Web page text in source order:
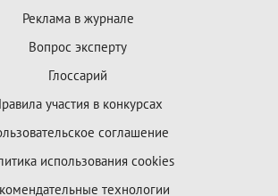
Реклама в журнале
Вопрос эксперту
Глоссарий
участия в конкурсах
соглашение
использования cookies
технологии